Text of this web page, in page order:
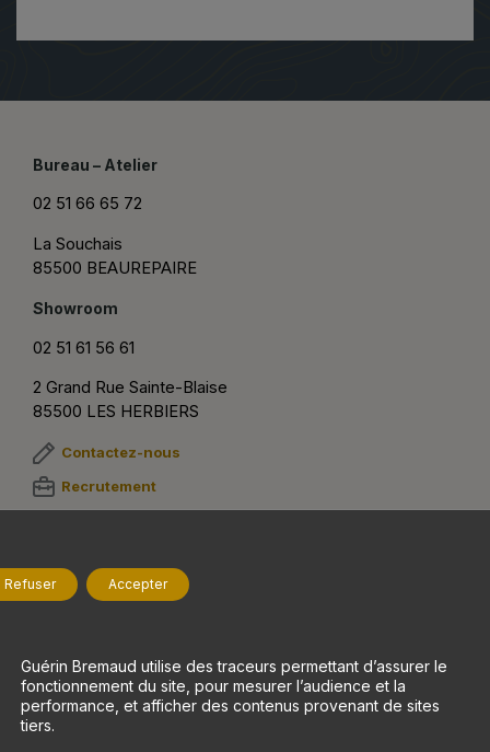
Bureau – Atelier
02 51 66 65 72
La Souchais
85500 BEAUREPAIRE
Showroom
02 51 61 56 61
2 Grand Rue Sainte-Blaise
85500 LES HERBIERS
Contactez-nous
Recrutement
Maisons bois
Rénovation
Agencement intérieur
Qui sommes-nous ?
Réalisations
Guérin Bremaud utilise des traceurs permettant d’assurer le
fonctionnement du site, pour mesurer l’audience et la
performance, et afficher des contenus provenant de sites
tiers.
Accepter
Refuser